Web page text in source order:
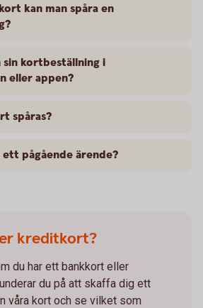
kan man spåra en
sin kortbeställning i
eller appen?
spåras?
ett pågående ärende?
kreditkort?
du har ett bankkort eller
du på att skaffa dig ett
våra kort och se vilket som